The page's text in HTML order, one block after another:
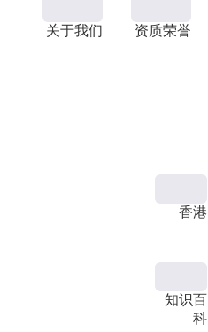
关于我们 资质荣誉
香港
知识百
科